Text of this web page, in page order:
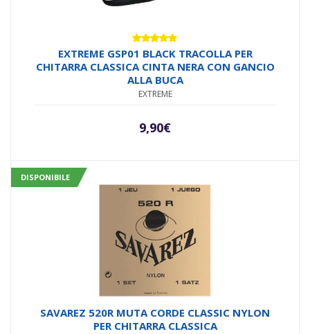
Valutato
5.00su 5
EXTREME GSP01 BLACK TRACOLLA PER
CHITARRA CLASSICA CINTA NERA CON GANCIO
ALLA BUCA
EXTREME
9,90€
DISPONIBILE
SAVAREZ 520R MUTA CORDE CLASSIC NYLON
PER CHITARRA CLASSICA